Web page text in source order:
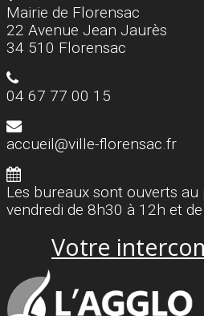
Mairie de Florensac
22 Avenue Jean Jaurès
34 510 Florensac
04 67 77 00 15
accueil@ville-florensac.fr
Les bureaux sont ouverts
vendredi de 8h30 à 12h et
Votre